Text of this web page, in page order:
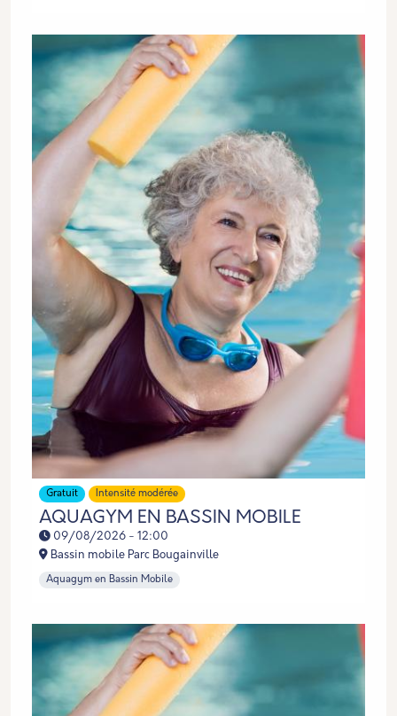
Gratuit Intensité modérée
AQUAGYM EN BASSIN MOBILE
09/08/2026 - 12:00
Bassin mobile Parc Bougainville
Aquagym en Bassin Mobile